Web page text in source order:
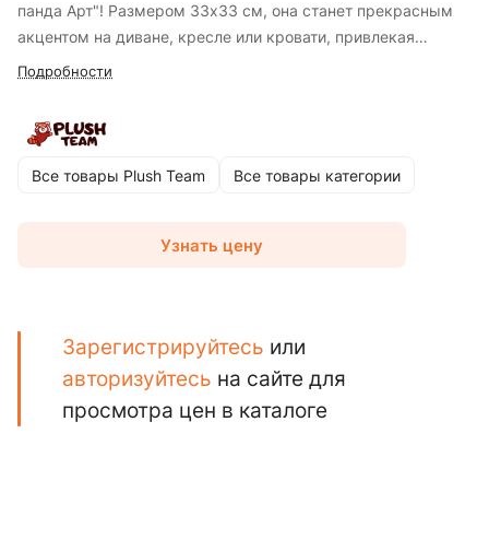
панда Арт"! Размером 33х33 см, она станет прекрасным
акцентом на диване, кресле или кровати, привлекая
внимание своим уникальным дизайном с очаровательными
Изготовленная из приятной на ощупь ткани, она идеально
подходит для того, чтобы опереться или просто
декора, природы и, конечно же, милых красных панд.
любое помещение.
Подробности
Все товары Plush Team Все товары категории
Узнать цену
Зарегистрируйтесь или
авторизуйтесь на сайте для
просмотра цен в каталоге